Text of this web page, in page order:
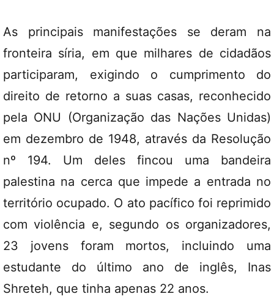
As principais manifestações se deram na
fronteira síria, em que milhares de cidadãos
participaram, exigindo o cumprimento do
direito de retorno a suas casas, reconhecido
pela ONU (Organização das Nações Unidas)
em dezembro de 1948, através da Resolução
nº 194. Um deles fincou uma bandeira
palestina na cerca que impede a entrada no
território ocupado. O ato pacífico foi reprimido
com violência e, segundo os organizadores,
23 jovens foram mortos, incluindo uma
estudante do último ano de inglês, Inas
Shreteh, que tinha apenas 22 anos.